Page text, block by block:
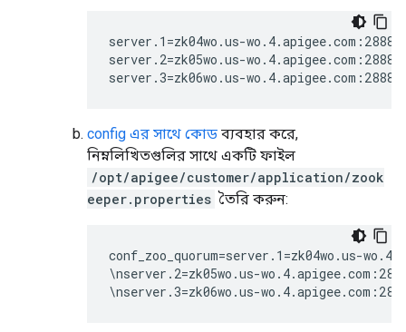
server.1=zk04wo.us-
server.2=zk05wo.us-
server.3=zk06wo.us-
config এর সাথে কোড ব্যবহার করে,
নিম্নলিখিতগুলির সাথে একটি ফাইল
/opt/apigee/customer/application/zook
eeper.properties তৈরি করুন:
conf_zoo_quorum=server.1=zk04wo.us-
\nserver.2=zk05wo.us-
\nserver.3=zk06wo.us-